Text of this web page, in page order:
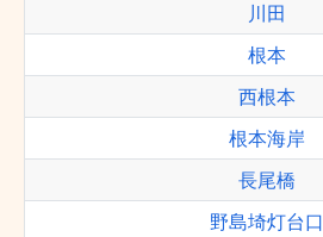
川田
根本
西根本
根本海岸
長尾橋
野島埼灯台口